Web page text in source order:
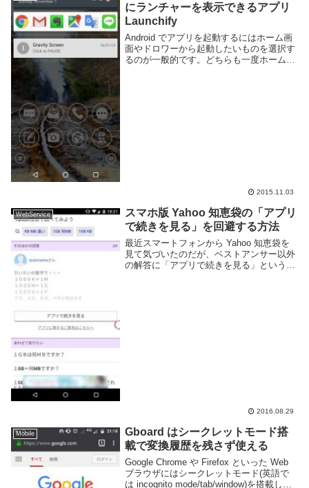
にランチャーを表示できるアプリ
Launchify
Android でアプリを起動するにはホーム画
面やドロワーから起動したいものを選択す
るのが一般的です。どちらも一度ホーム画
2015.11.03
WebService
スマホ版 Yahoo 知恵袋の「アプリ
で続きを見る」を回避する方法
最近スマートフォンから Yahoo 知恵袋を
見て気づいたのだが、ベストアンサー以外
の解答に「アプリで続きを見る」という表
2016.08.29
Mobile
Gboard はシークレットモード搭
載で変換履歴を残さず使える
Google Chrome や Firefox といった Web
ブラウザにはシークレットモード(英語で
は incognito mode/tab/window)を搭載して